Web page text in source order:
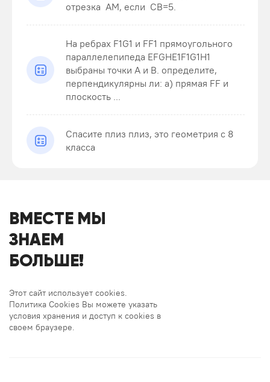
отрезка AM , если CB=5 .
На ребрах F1G1 и FF1 прямоугольного
параллелепипеда EFGHE1F1G1H1
выбраны точки A и B. определите,
перпендикулярны ли: а) прямая FF и
плоскость ...
Спасите плиз плиз, это геометрия с 8
класса
ВМЕСТЕ МЫ
ЗНАЕМ
БОЛЬШЕ!
Этот сайт использует cookies.
Политика Cookies Вы можете указать
условия хранения и доступ к cookies в
своем браузере.